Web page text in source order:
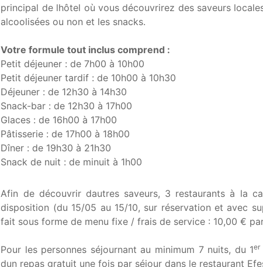
principal de lhôtel où vous découvrirez des saveurs
alcoolisées ou non et les snacks.
Votre formule tout inclus comprend :
Petit déjeuner : de 7h00 à 10h00
Petit déjeuner tardif : de 10h00 à 10h30
Déjeuner : de 12h30 à 14h30
Snack-bar : de 12h30 à 17h00
Glaces : de 16h00 à 17h00
Pâtisserie : de 17h00 à 18h00
Dîner : de 19h30 à 21h30
Snack de nuit : de minuit à 1h00
Afin de découvrir dautres saveurs, 3 restaurants à la
disposition (du 15/05 au 15/10, sur réservation et avec
fait sous forme de menu fixe / frais de service : 10,00 €
Pour les personnes séjournant au minimum 7 nuits, du 1er
dun repas gratuit une fois par séjour dans le restaurant